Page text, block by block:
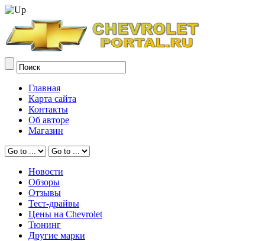
Главная
Карта сайта
Контакты
Об авторе
Магазин
Новости
Обзоры
Отзывы
Тест-драйвы
Цены на Chevrolet
Тюнинг
Другие марки